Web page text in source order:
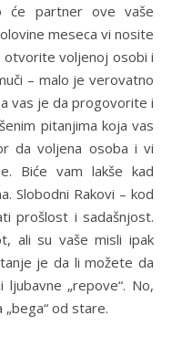
će partner ove vaše
meseca vi nosite
otvorite voljenoj osobi i
– malo je verovatno
vas je da progovorite i
pitanjima koja vas
da voljena osoba i vi
Biće vam lakše kad
Slobodni Rakovi – kod
prošlost i sadašnjost.
ali su vaše misli ipak
je da li možete da
„repove“. No,
od stare.